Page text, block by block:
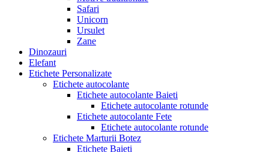
Safari
Unicorn
Ursulet
Zane
Dinozauri
Elefant
Etichete Personalizate
Etichete autocolante
Etichete autocolante Baieti
Etichete autocolante rotunde
Etichete autocolante Fete
Etichete autocolante rotunde
Etichete Marturii Botez
Etichete Baieti